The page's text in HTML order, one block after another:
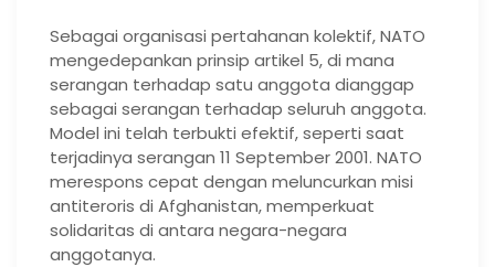
Sebagai organisasi pertahanan kolektif, NATO
mengedepankan prinsip artikel 5, di mana
serangan terhadap satu anggota dianggap
sebagai serangan terhadap seluruh anggota.
Model ini telah terbukti efektif, seperti saat
terjadinya serangan 11 September 2001. NATO
merespons cepat dengan meluncurkan misi
antiteroris di Afghanistan, memperkuat
solidaritas di antara negara-negara
anggotanya.